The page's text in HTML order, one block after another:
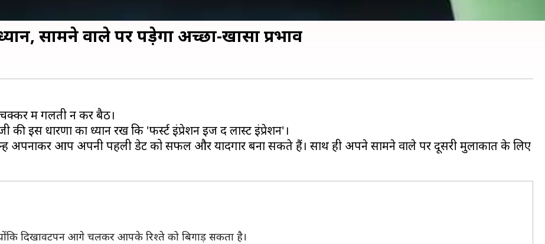
सामने वाले पर पड़ेगा अच्छा-खासा प्रभाव
चक्कर में गलती न कर बैठें।
इस धारणा का ध्यान रखें कि 'फर्स्ट इंप्रेशन इज द लास्ट इंप्रेशन'।
अपनाकर आप अपनी पहली डेट को सफल और यादगार बना सकते हैं। साथ ही अपने सामने वाले पर दूसरी मुलाकात के लिए
दिखावटपन आगे चलकर आपके रिश्ते को बिगाड़ सकता है।